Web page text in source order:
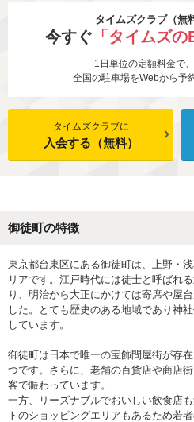
タイムズクラブ（無
今すぐ 「タイムズの
1日単位の定額料金で
全国の駐車場をWebから予
タイムズクラブに
入会する（無料）
御徒町の特徴
東京都台東区にある御徒町は、上野・
リアです。江戸時代には徒士と呼ばれ
り、明治から大正にかけては寄席や屋
した。とても歴史のある地域であり神
しています。
御徒町は日本で唯一の宝飾問屋街が存
つです。さらに、老舗の百貨店や商店
客で賑わっています。
一方、リーズナブルでおいしい飲食店
トのショッピングエリアもあるため若